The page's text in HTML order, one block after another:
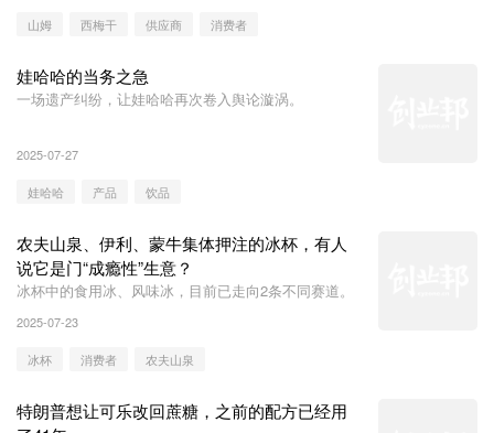
山姆 西梅干 供应商 消费者
娃哈哈的当务之急
一场遗产纠纷，让娃哈哈再次卷入舆论漩涡。
2025-07-27
娃哈哈 产品 饮品
农夫山泉、伊利、蒙牛集体押注的冰杯，有人
说它是门“成瘾性”生意？
冰杯中的食用冰、风味冰，目前已走向2条不同赛道。
2025-07-23
冰杯 消费者 农夫山泉
特朗普想让可乐改回蔗糖，之前的配方已经用